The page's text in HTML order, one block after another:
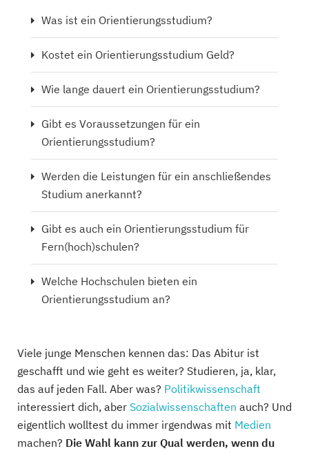
Was ist ein Orientierungsstudium?
Kostet ein Orientierungsstudium Geld?
Wie lange dauert ein Orientierungsstudium?
Gibt es Voraussetzungen für ein
Orientierungsstudium?
Werden die Leistungen für ein anschließendes
Studium anerkannt?
Gibt es auch ein Orientierungsstudium für
Fern(hoch)schulen?
Welche Hochschulen bieten ein
Orientierungsstudium an?
Viele junge Menschen kennen das: Das Abitur ist
geschafft und wie geht es weiter? Studieren, ja, klar,
das auf jeden Fall. Aber was? Politikwissenschaft
interessiert dich, aber Sozialwissenschaften auch? Und
eigentlich wolltest du immer irgendwas mit Medien
machen? Die Wahl kann zur Qual werden, wenn du